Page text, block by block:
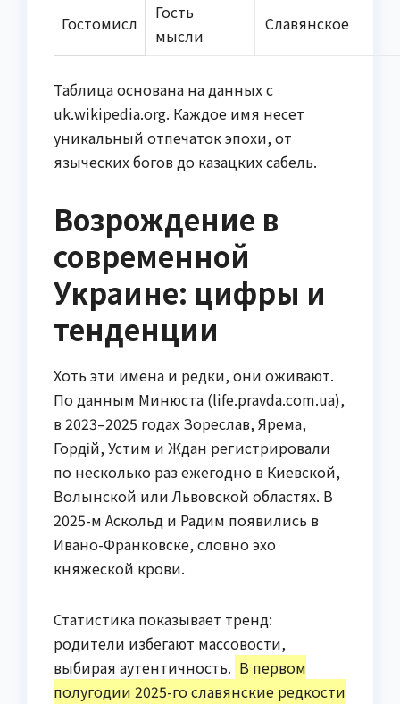
Гостомисл
Гость
мысли
Славянское
Таблица основана на данных с
uk.wikipedia.org. Каждое имя несет
уникальный отпечаток эпохи, от
языческих богов до казацких сабель.
Возрождение в
современной
Украине: цифры и
тенденции
Хоть эти имена и редки, они оживают.
По данным Минюста (life.pravda.com.ua),
в 2023–2025 годах Зореслав, Ярема,
Гордій, Устим и Ждан регистрировали
по несколько раз ежегодно в Киевской,
Волынской или Львовской областях. В
2025-м Аскольд и Радим появились в
Ивано-Франковске, словно эхо
княжеской крови.
Статистика показывает тренд:
родители избегают массовости,
выбирая аутентичность. В первом
полугодии 2025-го славянские редкости